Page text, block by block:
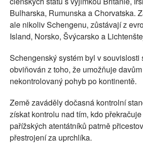
Bulharska, Rumunska a Chorvatska.
ale nikoliv Schengenu, zůstávají z
Island, Norsko, Švýcarsko a
Schengenský systém byl v souvislosti
obviňován z toho, že umožňuje
nekontrolovaný pohyb po kontinentě.
Země zaváděly dočasná kontrolní
získat kontrolu nad tím, kdo
pařížských atentátníků patrně
přestrojení za uprchlíka.